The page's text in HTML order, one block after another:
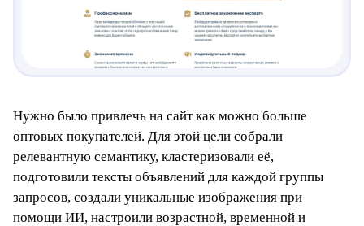
Нужно было привлечь на сайт как можно больше
оптовых покупателей. Для этой цели собрали
релевантную семантику, кластеризовали её,
подготовили тексты объявлений для каждой группы
запросов, создали уникальные изображения при
помощи ИИ, настроили возрастной, временной и